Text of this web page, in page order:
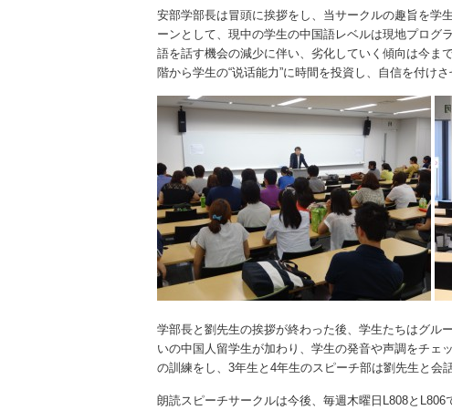
安部学部長は冒頭に挨拶をし、当サークルの趣旨を学
ーンとして、現中の学生の中国語レベルは現地プログ
語を話す機会の減少に伴い、劣化していく傾向は今ま
階から学生の“说话能力”に時間を投資し、自信を付け
学部長と劉先生の挨拶が終わった後、学生たちはグル
いの中国人留学生が加わり、学生の発音や声調をチェ
の訓練をし、3年生と4年生のスピーチ部は劉先生と会
朗読スピーチサークルは今後、毎週木曜日L808と